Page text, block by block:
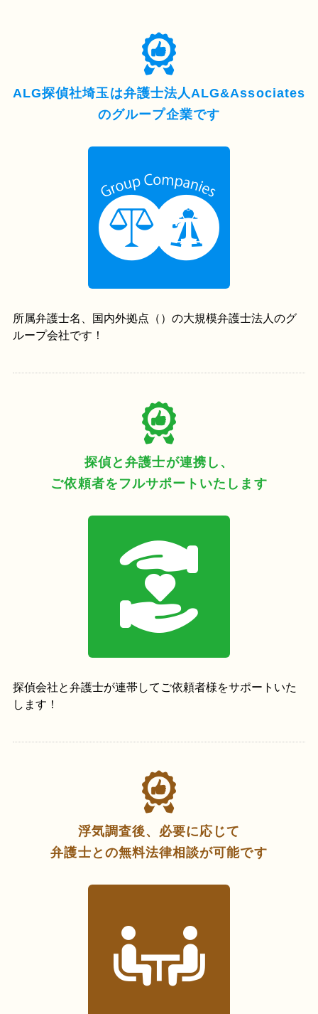
ALG探偵社埼玉は弁護士法人ALG&Associates
のグループ企業です
所属弁護士名、国内外拠点（ ）の大規模弁護士法人のグ
ループ会社です！
探偵と弁護士が連携し、
ご依頼者をフルサポートいたします
探偵会社と弁護士が連帯してご依頼者様をサポートいた
します！
浮気調査後、必要に応じて
弁護士との無料法律相談が可能です